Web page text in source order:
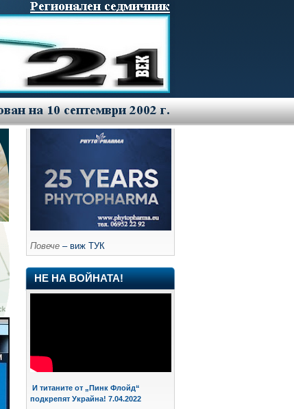
Повече – виж ТУК
НЕ НА ВОЙНАТА!
И титаните от „Пинк Флойд“
подкрепят Украйна! 7.04.2022